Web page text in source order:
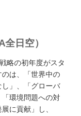
日空）
略の初年度がスタ
は、「世界中の
」、「グローバ
環境問題への対
に貢献」し、